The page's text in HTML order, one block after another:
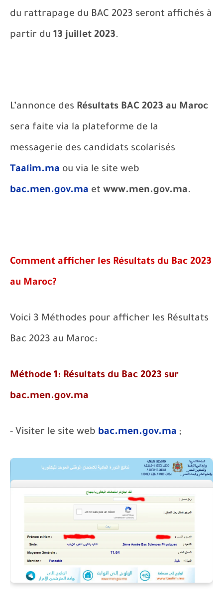
du rattrapage du BAC 2023 seront affichés à
partir du 13 juillet 2023.
L’annonce des Résultats BAC 2023 au Maroc
sera faite via la plateforme de la
messagerie des candidats scolarisés
Taalim.ma ou via le site web
bac.men.gov.ma et www.men.gov.ma.
Comment afficher les Résultats du Bac 2023
au Maroc?
Voici 3 Méthodes pour afficher les Résultats
Bac 2023 au Maroc:
Méthode 1: Résultats du Bac 2023 sur
bac.men.gov.ma
- Visiter le site web bac.men.gov.ma ;